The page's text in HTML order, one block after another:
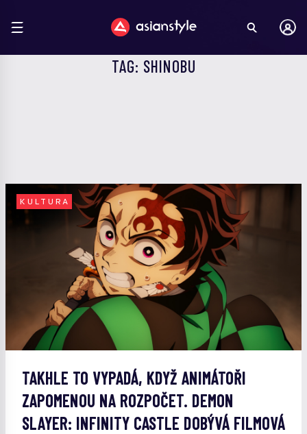
TAG: SHINOBU
KULTURA
TAKHLE TO VYPADÁ, KDYŽ ANIMÁTOŘI
ZAPOMENOU NA ROZPOČET. DEMON
SLAYER: INFINITY CASTLE DOBÝVÁ FILMOVÁ